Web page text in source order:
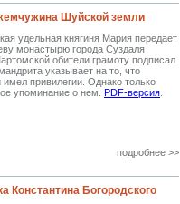
Шуйской земли
удельная княгиня Мария передает
монастырю города Суздаля
обители грамоту подписал
указывает на то, что
привилегии. Однако только
упоминание о нем. PDF-версия
подробнее >>
Константина Богородского